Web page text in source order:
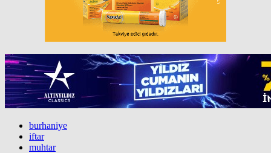
burhaniye
iftar
muhtar